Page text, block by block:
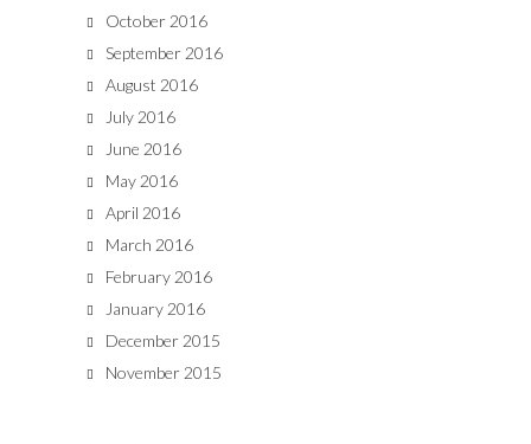
October 2016
September 2016
August 2016
July 2016
June 2016
May 2016
April 2016
March 2016
February 2016
January 2016
December 2015
November 2015